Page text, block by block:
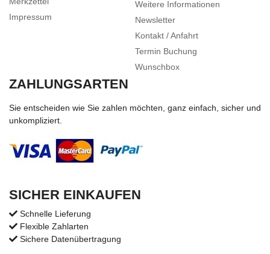
Impressum
Weitere Informationen
Newsletter
Kontakt / Anfahrt
Termin Buchung
Wunschbox
ZAHLUNGSARTEN
Sie entscheiden wie Sie zahlen möchten, ganz einfach, sicher und
unkompliziert.
SICHER EINKAUFEN
Schnelle Lieferung
Flexible Zahlarten
Sichere Datenübertragung